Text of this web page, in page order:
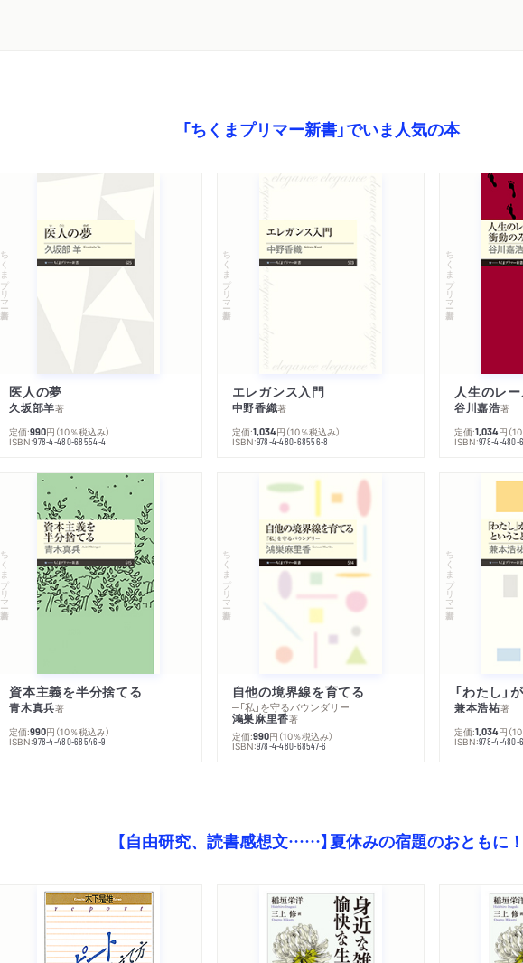
「ちくまプリマー新書」でいま人気の本
ちくまプリマー新書
医人の夢
久坂部羊著
定価:990円 （10％税込み）
ISBN:978-4-480-68554-4
ちくまプリマー新書
エレガンス入門
中野香織著
定価:1,034円 （10％税込み）
ISBN:978-4-480-68556-8
ちくまプリマー新書
谷川嘉浩著
定価:1,034円 （
ISBN:978-4-480-
ちくまプリマー新書
資本主義を半分捨てる
青木真兵著
定価:990円 （10％税込み）
ISBN:978-4-480-68546-9
ちくまプリマー新書
自他の境界線を育てる
─「私」を守るバウンダリー
鴻巣麻里香著
定価:990円 （10％税込み）
ISBN:978-4-480-68547-6
ちくまプリマー新書
兼本浩祐著
定価:1,034円 （
ISBN:978-4-480-
【自由研究、読書感想文……】夏休みの宿題のおともに！